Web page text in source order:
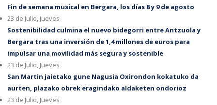
Fin de semana musical en Bergara, los días 8 y 9 de agosto
23 de Julio, Jueves
Sostenibilidad culmina el nuevo bidegorri entre Antzuola y
Bergara tras una inversión de 1,4 millones de euros para
impulsar una movilidad más segura y sostenible
23 de Julio, Jueves
San Martin jaietako gune Nagusia Oxirondon kokatuko da
aurten, plazako obrek eragindako aldaketen ondorioz
23 de Julio, Jueves